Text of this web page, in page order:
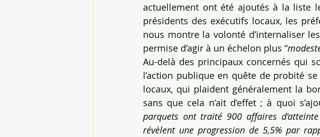
actuellement ont été ajoutés à la liste
présidents des exécutifs locaux, les
nous montre la volonté d’internaliser
permise d’agir à un échelon plus “
Au-delà des principaux concernés qui
l’action publique en quête de probité
locaux, qui plaident généralement la
sans que cela n’ait d’effet ; à quoi
parquets ont traité 900 affaires
révèlent une progression de 5,5% par